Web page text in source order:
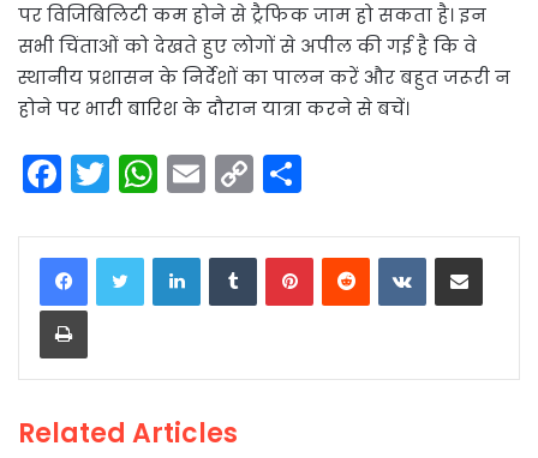
पर विजिबिलिटी कम होने से ट्रैफिक जाम हो सकता है। इन
सभी चिंताओं को देखते हुए लोगों से अपील की गई है कि वे
स्थानीय प्रशासन के निर्देशों का पालन करें और बहुत जरूरी न
होने पर भारी बारिश के दौरान यात्रा करने से बचें।
F
a
c
e
b
o
k
T
w
itt
er
W
h
a
ts
p
E
m
ai
C
o
p
n
ar
LinkedInTumblrPinterestReddit VKontakteShare via Email
Print
Related Articles